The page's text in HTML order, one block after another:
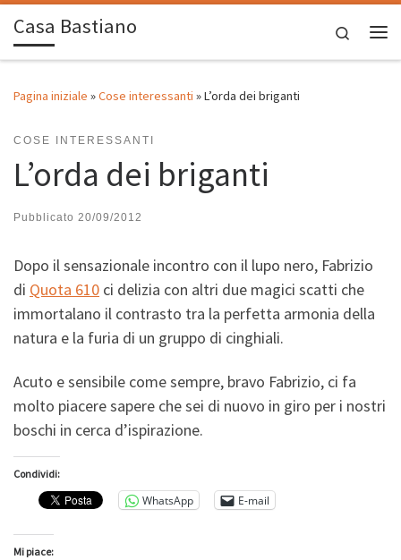
Passa al contenuto
Casa Bastiano
Search
Pagina iniziale »Cose interessanti »L’orda dei briganti
COSE INTERESSANTI
L’orda dei briganti
Pubblicato 20/09/2012
Dopo il sensazionale incontro con il lupo nero, Fabrizio
di Quota 610 ci delizia con altri due magici scatti che
immortalano il contrasto tra la perfetta armonia della
natura e la furia di un gruppo di cinghiali.
Acuto e sensibile come sempre, bravo Fabrizio, ci fa
molto piacere sapere che sei di nuovo in giro per i nostri
boschi in cerca d’ispirazione.
Condividi:
WhatsApp E-mail
Mi piace: